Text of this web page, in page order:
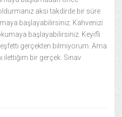
aksi takdirde bir süre
başlayabilirsiniz. Kahvenizi
başlayabilirsiniz. Keyifli
gerçekten bilmiyorum. Ama
ilettiğim bir gerçek. Sınav